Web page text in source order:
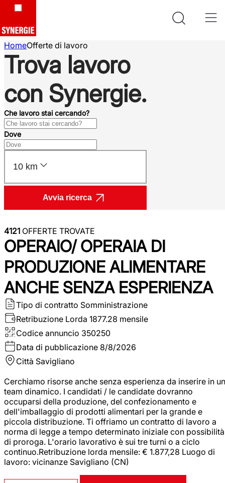
HomeOfferte di lavoro
Trova lavoro
con Synergie.
Che lavoro stai cercando?
Dove
10 km
Avvia ricerca
4121 OFFERTE TROVATE
OPERAIO/ OPERAIA DI
PRODUZIONE ALIMENTARE
ANCHE SENZA ESPERIENZA
Tipo di contratto Somministrazione
Retribuzione Lorda 1877.28 mensile
Codice annuncio 350250
Data di pubblicazione 8/8/2026
Città Savigliano
Cerchiamo risorse anche senza esperienza da inserire in un
team dinamico. I candidati / le candidate dovranno
occuparsi della produzione, del confezionamento e
dell'imballaggio di prodotti alimentari per la grande e
piccola distribuzione. Ti offriamo un contratto di lavoro a
norma di legge a tempo determinato iniziale con possibilità
di proroga. L'orario lavorativo è sui tre turni o a ciclo
continuo.Retribuzione lorda mensile: € 1.877,28 Luogo di
lavoro: vicinanze Savigliano (CN)